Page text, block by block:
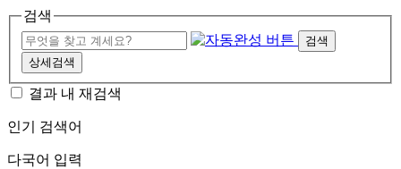
검색
검색
상세검색
결과 내 재검색
인기 검색어
다국어 입력